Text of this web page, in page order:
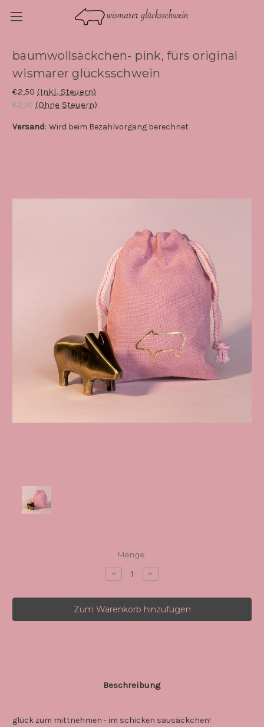
baumwollsäckchen- pink, fürs original
wismarer glücksschwein
€2,50 (Inkl. Steuern)
€2,10 (Ohne Steuern)
Versand: Wird beim Bezahlvorgang berechnet
Menge:
Menge
von
pink,
fürs
original
wismarer
Menge
von
pink,
fürs
original
wismarer
Beschreibung
glück zum mittnehmen - im schicken sausäckchen!